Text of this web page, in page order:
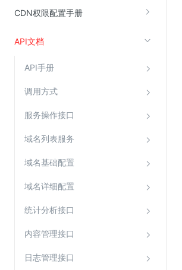
CDN权限配置手册
API文档
API手册
调用方式
服务操作接口
域名列表服务
域名基础配置
域名详细配置
统计分析接口
内容管理接口
日志管理接口
金山云云防火墙
云堡垒机
高防IP(KAD)
DDoS原生高防
密钥管理服务
SSL证书管理
云安全中心
合规性